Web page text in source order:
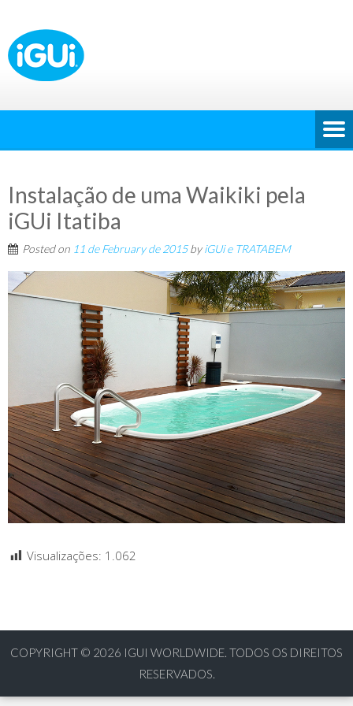
Instalação de uma Waikiki pela
iGUi Itatiba
Posted on 11 de February de 2015byiGUi e TRATABEM
Visualizações: 1.062
COPYRIGHT © 2026 IGUI WORLDWIDE. TODOS OS DIREITOS
RESERVADOS.